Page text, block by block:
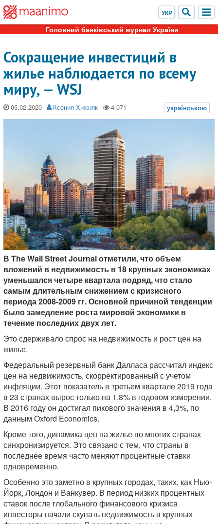
Головний банківський журнал України
Сокращение инвестиций в
жилье наблюдается по всему
миру, — WSJ
05.02.2020 Ксения Хижняк
В The Wall Street Journal отметили, что объем
вложений в недвижимость в 18 крупных экономиках
уменьшался четыре квартала подряд, что стало
самым длительным снижением с кризисного
периода 2008-2009 гг. Основной причиной тенденции
было замедление роста мировой экономики в
течение последних двух лет.
Это сдерживало спрос на недвижимость и рост цен на
жилье.
Федеральный резервный банк Далласа рассчитал индекс
цен на недвижимость, скорректированный с учетом
инфляции. Этот показатель в третьем квартале 2019 года
в 23 странах вырос только на 1,8% в годовом измерении.
В 2016 году он достигал пикового значения в 4,3%, по
данным Oxford Economics.
Кроме того, динамика цен на жилье во многих странах
синхронизируется. Это связано с тем, что страны в
последнее время часто меняют процентные ставки
одновременно.
Особенно это заметно в крупных городах, таких, как Нью-
Йорк, Лондон и Ванкувер. В период низких процентных
ставок после глобального финансового кризиса
инвесторы начали скупать недвижимость в крупных